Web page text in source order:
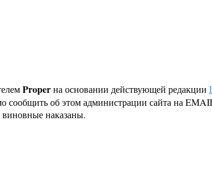
Properна основании действующей редакции
сообщить об этом администрации сайта на
наказаны.